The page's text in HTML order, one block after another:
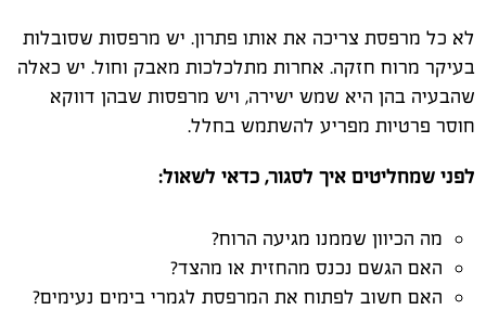
לא כל מרפסת צריכה את אותו פתרון. יש מרפסות שסובלות
בעיקר מרוח חזקה. אחרות מתלכלכות מאבק וחול. יש כאלה
שהבעיה בהן היא שמש ישירה, ויש מרפסות שבהן דווקא
חוסר פרטיות מפריע להשתמש בחלל.
לפני שמחליטים איך לסגור, כדאי לשאול:
מה הכיוון שממנו מגיעה הרוח?
האם הגשם נכנס מהחזית או מהצד?
האם חשוב לפתוח את המרפסת לגמרי בימים נעימים?